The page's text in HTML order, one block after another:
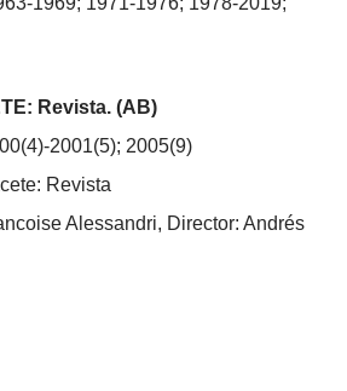
Revista. (AB)
2001(5); 2005(9)
Revista
Alessandri, Director: Andrés